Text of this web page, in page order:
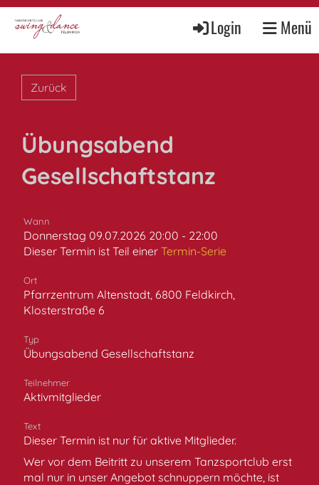
Login Menü
Zurück
Übungsabend
Gesellschaftstanz
Wann
Donnerstag 09.07.2026 20:00 - 22:00
Dieser Termin ist Teil einer Termin-Serie
Ort
Pfarrzentrum Altenstadt, 6800 Feldkirch,
Klosterstraße 6
Typ
Übungsabend Gesellschaftstanz
Teilnehmer
Aktivmitglieder
Text
Dieser Termin ist nur für aktive Mitglieder.
Wer vor dem Beitritt zu unserem Tanzsportclub erst
mal nur in unser Angebot schnuppern möchte, ist